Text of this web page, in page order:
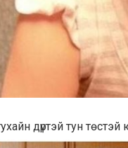
дүртэй тун